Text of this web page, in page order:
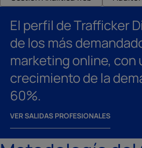
El perfil de Trafficker
de los más
marketing online, con
crecimiento de la
60%.
VER SALIDAS PROFESIONALES